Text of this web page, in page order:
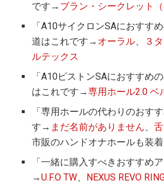
です→ ブラン・シークレット（
「A10サイクロンSAにおすす
道はこれです→ オーラル、 ３
ルテックス
「A10ピストンSAにおすすめ
はこれです→専用ホール2.0 ベ
「専用ホールの代わりのおす
す→ まだ名前がありません、
市販のハンドオナホールも装着
「一緒に購入すべきおすすめ
→U.F.O TW、
NEXUS REVO